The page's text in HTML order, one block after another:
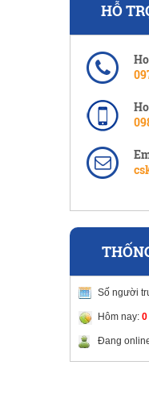
HỖ
Số người
Hôm nay: 0
Đang